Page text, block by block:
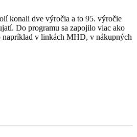
konali dve výročia a to 95. výročie
Do programu sa zapojilo viac ako
napríklad v linkách MHD, v nákupných